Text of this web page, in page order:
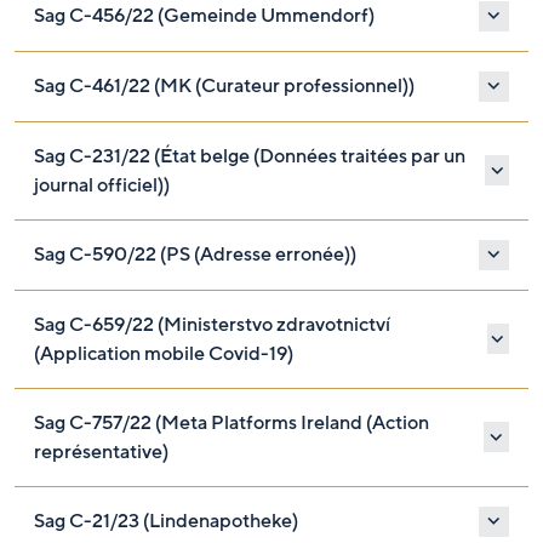
Sag C-456/22 (Gemeinde Ummendorf)
Sag C-461/22 (MK (Curateur professionnel))
Sag C-231/22 (État belge (Données traitées par un
journal officiel))
Sag C-590/22 (PS (Adresse erronée))
Sag C-659/22 (Ministerstvo zdravotnictví
(Application mobile Covid-19)
Sag C-757/22 (Meta Platforms Ireland (Action
représentative)
Sag C-21/23 (Lindenapotheke)